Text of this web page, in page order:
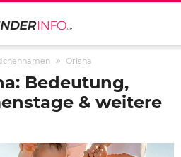
Orisha
Bedeutung,
& weitere